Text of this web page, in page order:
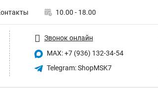
10.00 - 18.00
Звонок онлайн
MAX: +7 (936) 132-34-54
Telegram: ShopMSK7